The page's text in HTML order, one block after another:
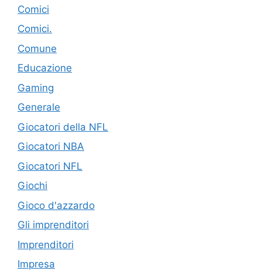
Comici
Comici.
Comune
Educazione
Gaming
Generale
Giocatori della NFL
Giocatori NBA
Giocatori NFL
Giochi
Gioco d'azzardo
Gli imprenditori
Imprenditori
Impresa